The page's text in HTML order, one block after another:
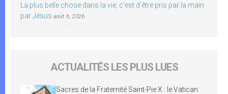
La plus belle chose dans la vie, c’est d’être pris par la main
par Jésus août 6, 2026
ACTUALITÉS LES PLUS LUES
Sacres de la Fraternité Saint-Pie X : le Vatican